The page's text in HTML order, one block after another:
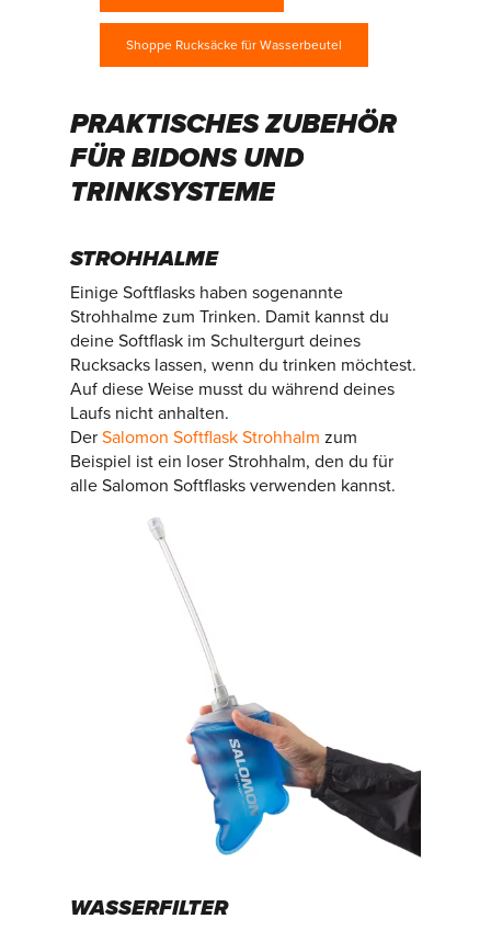
Shoppe Rucksäcke für Wasserbeutel
PRAKTISCHES ZUBEHÖR
FÜR BIDONS UND
TRINKSYSTEME
STROHHALME
Einige Softflasks haben sogenannte
Strohhalme zum Trinken. Damit kannst du
deine Softflask im Schultergurt deines
Rucksacks lassen, wenn du trinken möchtest.
Auf diese Weise musst du während deines
Laufs nicht anhalten.
DerSalomon Softflask Strohhalm zum
Beispiel ist ein loser Strohhalm, den du für
alle Salomon Softflasks verwenden kannst.
WASSERFILTER